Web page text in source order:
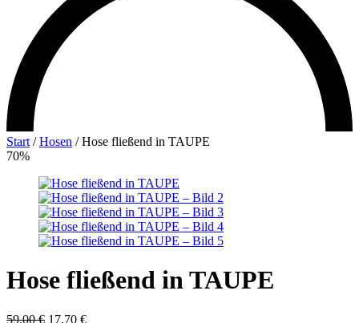
Start /Hosen /Hose fließend in TAUPE
70%
Hose fließend in TAUPE
59,00€ Ursprünglicher
17,70 €Aktueller